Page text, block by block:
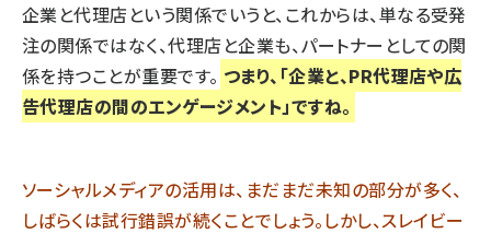
企業と代理店という関係でいうと、これからは、単なる受発
注の関係ではなく、代理店と企業も、パートナーとしての関
係を持つことが重要です。 つまり、「企業と、PR代理店や広
告代理店の間のエンゲージメント」ですね。
ソーシャルメディアの活用は、まだまだ未知の部分が多く、
しばらくは試行錯誤が続くことでしょう。しかし、スレイビー